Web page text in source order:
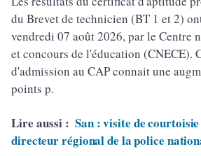
du Brevet de technicien (BT 1 et 2)
vendredi 07 août 2026, par le Centre
et concours de l'éducation (CNECE).
d'admission au CAP connait une
points p.
Lire aussi : San : visite de
directeur régional de la police